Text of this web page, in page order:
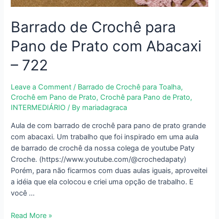
Barrado de Crochê para
Pano de Prato com Abacaxi
– 722
Leave a Comment / Barrado de Crochê para Toalha,
Crochê em Pano de Prato, Crochê para Pano de Prato,
INTERMEDIÁRIO / By mariadagraca
Aula de com barrado de crochê para pano de prato grande
com abacaxi. Um trabalho que foi inspirado em uma aula
de barrado de crochê da nossa colega de youtube Paty
Croche. (https://www.youtube.com/@crochedapaty)
Porém, para não ficarmos com duas aulas iguais, aproveitei
a idéia que ela colocou e criei uma opção de trabalho. E
você …
Barrado
Read More »